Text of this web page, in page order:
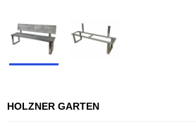
HOLZNER GARTEN